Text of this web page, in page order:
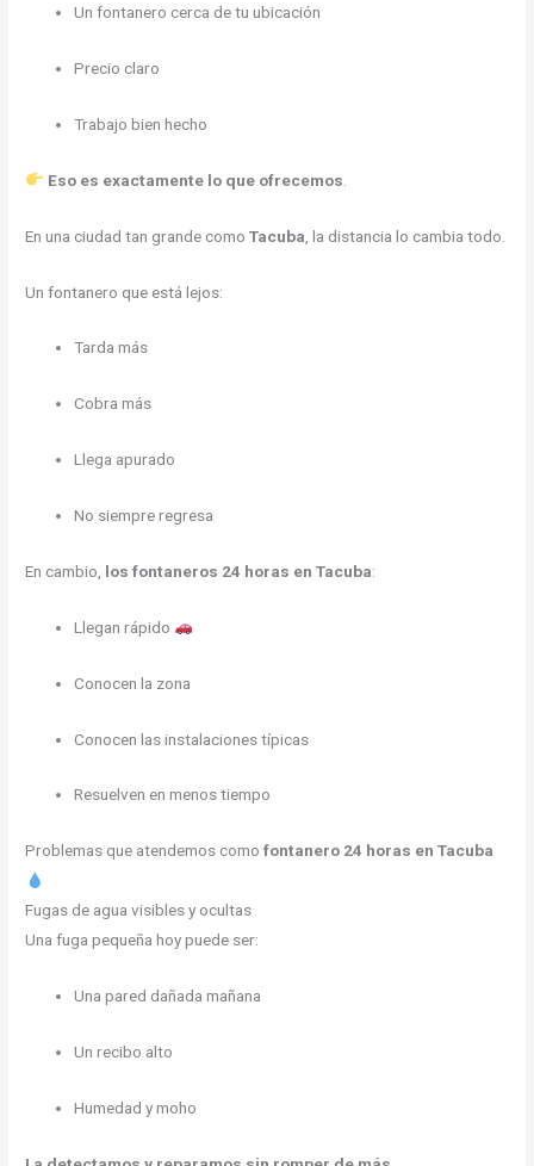
Un fontanero cerca de tu ubicación
Precio claro
Trabajo bien hecho
Eso es exactamente lo que ofrecemos
En una ciudad tan grande comoTacuba , la distancia lo cambia todo.
Un fontanero que está lejos:
Tarda más
Cobra más
Llega apurado
No siempre regresa
En cambio, los fontaneros 24 horas en Tacuba:
Llegan rápido
Conocen la zona
Conocen las instalaciones típicas
Resuelven en menos tiempo
Problemas que atendemos comofontanero 24 horas en Tacuba
Fugas de agua visibles y ocultas
Una fuga pequeña hoy puede ser:
Una pared dañada mañana
Un recibo alto
Humedad y moho